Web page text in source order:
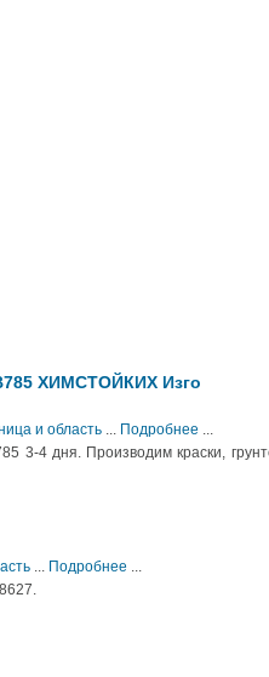
ХИМСТОЙКИХ Изго
и область ... Подробнее ...
4 дня. Производим краски,
... Подробнее ...